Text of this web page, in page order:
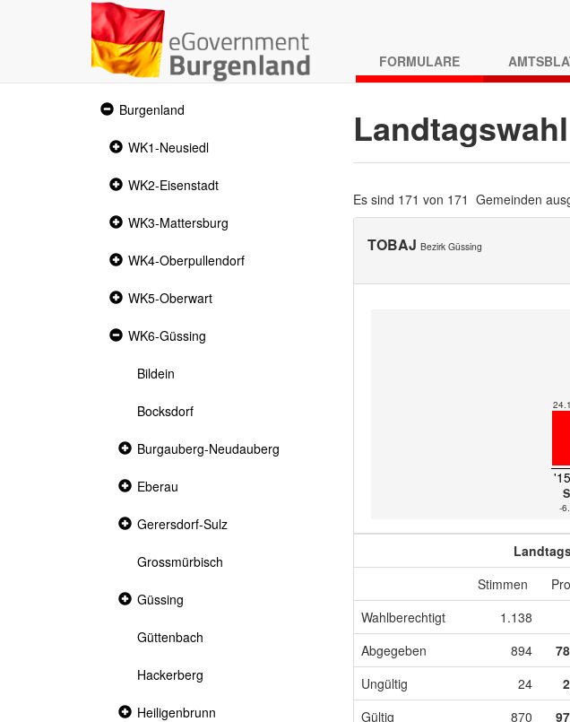
FORMULARE
Expanded
section
Burgenland
Collapsed
WK1-Neusiedl
Collapsed
WK2-Eisenstadt
Collapsed
WK3-Mattersburg
Collapsed
WK4-Oberpullendorf
Collapsed
WK5-Oberwart
Expanded
WK6-Güssing
Bildein
Bocksdorf
Collapsed
section
Burgauberg-Neudauberg
Collapsed
Eberau
Collapsed
Gerersdorf-Sulz
Grossmürbisch
Collapsed
Güssing
Güttenbach
Hackerberg
Collapsed
Heiligenbrunn
Es sind 171 von 171 Gemeinden
TOBAJ Bezirk Güssing
24.1
'15
-
Stimmen
Wahlberechtigt
1.138
Abgegeben
894
Ungültig
24
Gültig
870